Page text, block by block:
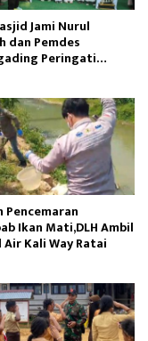
Jami Nurul
dan Pemdes
Peringati
Pencemaran
Ikan Mati,DLH Ambil
Air Kali Way Ratai